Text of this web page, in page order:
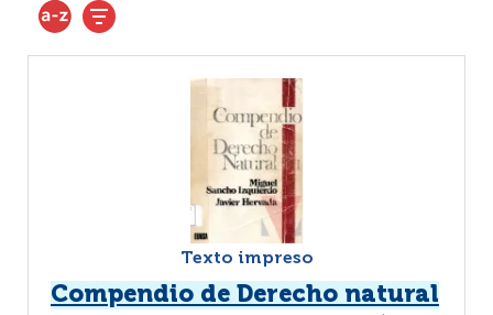
Texto impreso
Compendio de Derecho natural